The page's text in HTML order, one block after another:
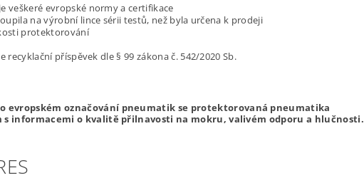
veškeré evropské normy a certifikace
na výrobní lince sérii testů, než byla určena k prodeji
protektorování
recyklační příspěvek dle § 99 zákona č. 542/2020 Sb.
evropském označování pneumatik se protektorovaná pneumatika
s informacemi o kvalitě přilnavosti na mokru, valivém odporu a hlučnosti.